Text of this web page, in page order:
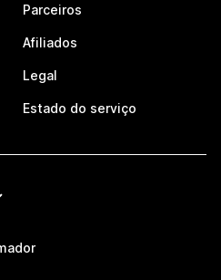
Parceiros
Afiliados
Legal
Estado do serviço